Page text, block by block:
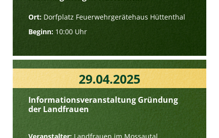
Ort: Dorfplatz Feuerwehrgerätehaus Hüttenthal
Beginn: 10:00 Uhr
29.04.2025
Informationsveranstaltung Gründung
der Landfrauen